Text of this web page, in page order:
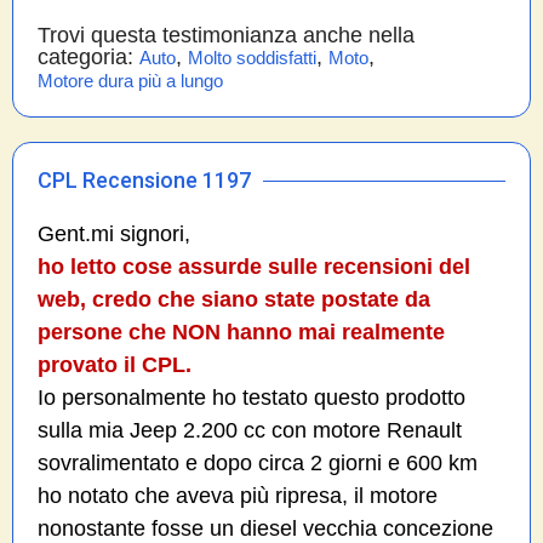
Trovi questa testimonianza anche nella
categoria: Auto, Molto soddisfatti, Moto,
Motore dura più a lungo
CPL Recensione 1197
Gent.mi signori,
ho letto cose assurde sulle recensioni del
web, credo che siano state postate da
persone che NON hanno mai realmente
provato il CPL.
Io personalmente ho testato questo prodotto
sulla mia Jeep 2.200 cc con motore Renault
sovralimentato e dopo circa 2 giorni e 600 km
ho notato che aveva più ripresa, il motore
nonostante fosse un diesel vecchia concezione